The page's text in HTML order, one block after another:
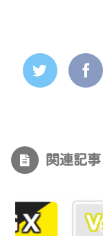
関連記事